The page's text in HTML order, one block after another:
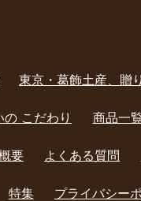
東京・葛飾土産、贈
こだわり 商品一
要 よくある質問
特集 プライバシー